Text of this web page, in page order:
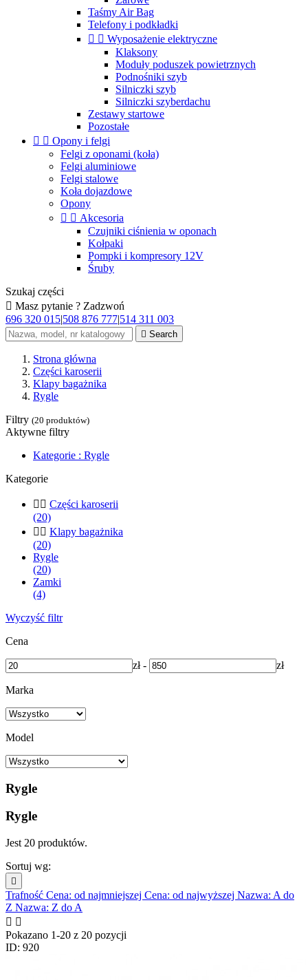
Taśmy Air Bag
Telefony i podkładki
  Wyposażenie elektryczne
Klaksony
Moduły poduszek powietrznych
Podnośniki szyb
Silniczki szyb
Silniczki szyberdachu
Zestawy startowe
Pozostałe
  Opony i felgi
Felgi z oponami (koła)
Felgi aluminiowe
Felgi stalowe
Koła dojazdowe
Opony
  Akcesoria
Czujniki ciśnienia w oponach
Kołpaki
Pompki i kompresory 12V
Śruby
Szukaj części
 Masz pytanie ? Zadzwoń
696 320 015|508 876 777|514 311 003
 Search
Strona główna
Części karoserii
Klapy bagażnika
Rygle
Filtry (20 produktów)
Aktywne filtry
Kategorie : Rygle
Kategorie
  Części karoserii
(20)
  Klapy bagażnika
(20)
Rygle
(20)
Zamki
(4)
Wyczyść filtr
Cena
zł - zł
Marka
Model
Rygle
Rygle
Jest 20 produktów.
Sortuj wg:

Trafność Cena: od najmniejszej Cena: od najwyższej Nazwa: A do
Z Nazwa: Z do A
 
Pokazano 1-20 z 20 pozycji
ID: 920